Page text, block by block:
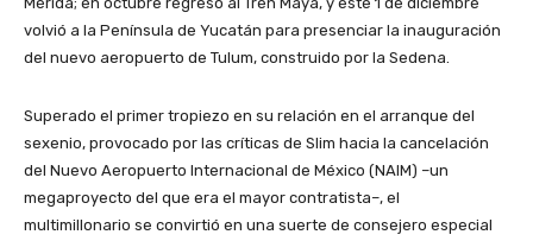
volvió a la Península de Yucatán para presenciar la inauguración
del nuevo aeropuerto de Tulum, construido por la Sedena.
Superado el primer tropiezo en su relación en el arranque del
sexenio, provocado por las críticas de Slim hacia la cancelación
del Nuevo Aeropuerto Internacional de México (NAIM) –un
megaproyecto del que era el mayor contratista–, el
multimillonario se convirtió en una suerte de consejero especial